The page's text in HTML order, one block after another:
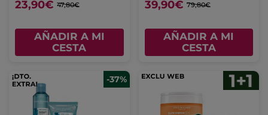
23,90€ 47,80€
AÑADIR A MI
CESTA
39,90€ 79,80€
AÑADIR A MI
CESTA
-37%